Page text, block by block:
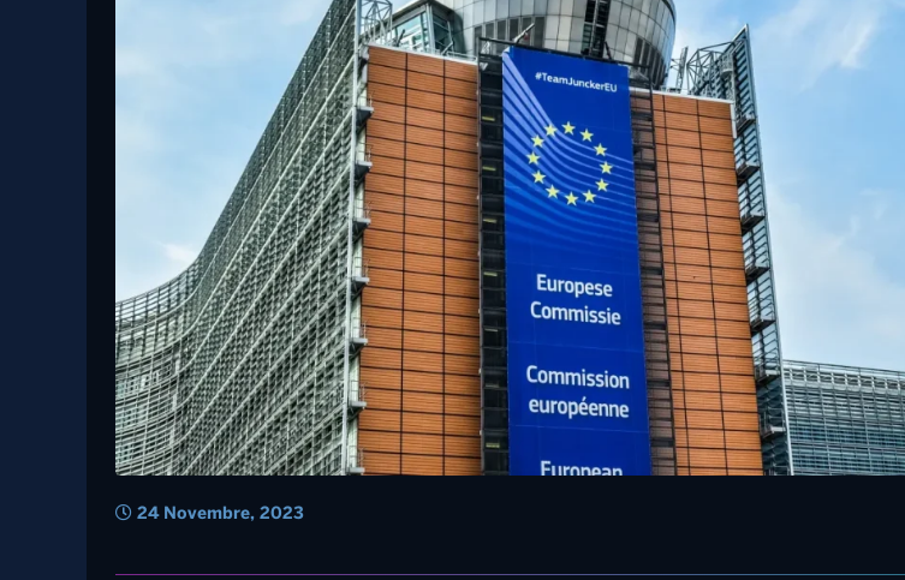
Fondazione con il Sud, sei meridionali
su 10 bocciano la sanità pubblica. E
non si fidano della politica
Pnrr, allarme dell’Ance: “In
progetti non saranno
“Nessuna opera
Pnrr, via libera della Commissione
alla revisione. Il nuovo Piano italiano
194,4 miliardi